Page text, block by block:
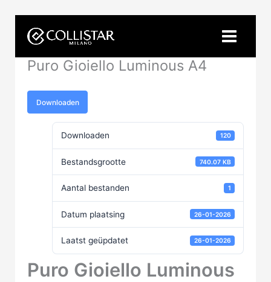
naar
inhoudPuro Gioiello Luminous A4
Downloaden
Downloaden 120
Bestandsgrootte 740.07 KB
Aantal bestanden 1
Datum plaatsing 26-01-2026
Laatst geüpdatet 26-01-2026
Puro Gioiello Luminous